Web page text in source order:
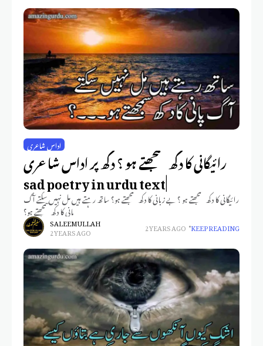
اداس شاعری
رائیگانی کا دکھ سمجھتے ہو ؟ دکھ پر اداس شاعری
|sad poetry in urdu text
رائیگانی کا دکھ سمجھتے ہو ؟ بے زبانی کا دکھ سمجھتے ہو؟ ساتھ رہتے ہیں مل نہیں سکتے آگ
پانی کا دکھ سمجھتے ہو؟
SALEEM ULLAH
2 YEARS AGO 2 YEARS AGO KEEP READING